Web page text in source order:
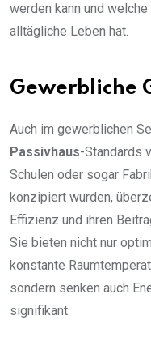
werden kann und
alltägliche Leben hat.
Gewerbliche
Auch im gewerblichen
Passivhaus-Standards
Schulen oder sogar
konzipiert wurden,
Effizienz und ihren
Sie bieten nicht nur
konstante
sondern senken auch
signifikant.